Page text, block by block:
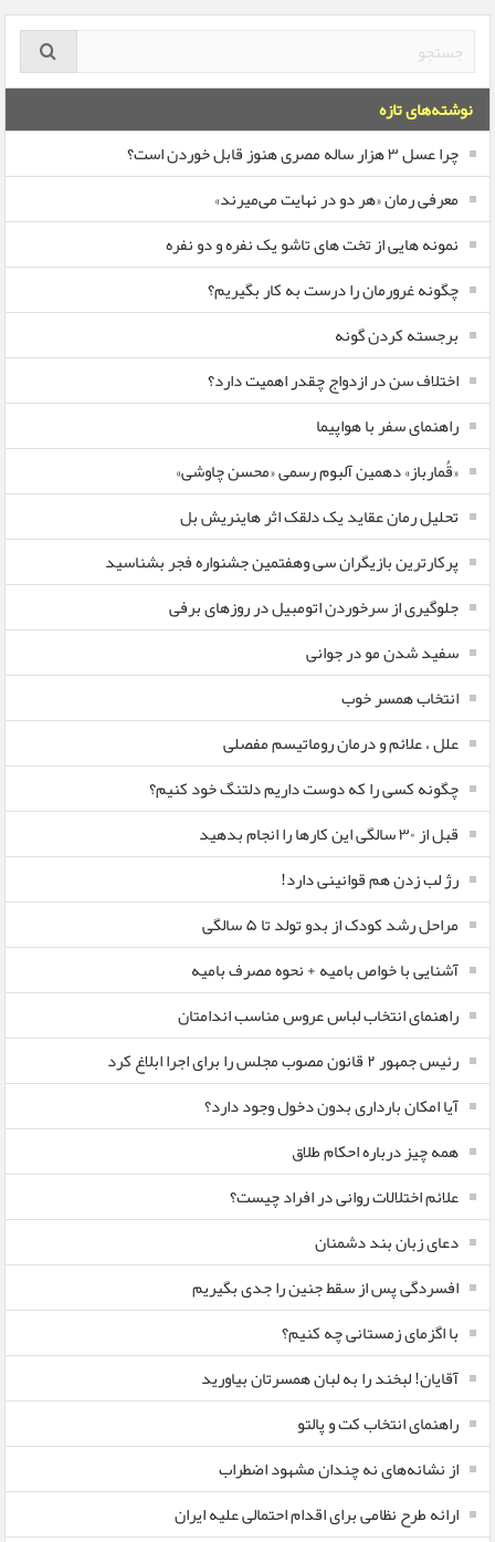
نوشته‌های تازه
چرا عسل ۳ هزار ساله‌ مصری هنوز قابل خوردن است؟
معرفی رمان «هر دو در نهایت می‌میرند»
نمونه هایی از تخت های تاشو یک نفره و دو نفره
چگونه غرورمان را درست به کار بگیریم؟
برجسته کردن گونه
اختلاف سن در ازدواج چقدر اهمیت دارد؟
راهنمای سفر با هواپیما
«قُمارباز» دهمین آلبوم رسمی «محسن چاوشی»
تحلیل رمان عقاید یک دلقک اثر هاینریش بل
پرکارترین بازیگران سی وهفتمین جشنواره فجر بشناسید
جلوگیری از سرخوردن اتومبیل در روزهای برفی
سفید شدن مو در جوانی
انتخاب همسر خوب
علل ، علائم و درمان روماتیسم مفصلی
چگونه کسی را که دوست داریم دلتنگ خود کنیم؟
قبل از ۳۰ سالگی این کارها را انجام بدهید
رژ لب زدن هم قوانینی دارد!
مراحل رشد کودک از بدو تولد تا ۵ سالگی
آشنایی با خواص بامیه + نحوه مصرف بامیه
راهنمای انتخاب لباس عروس مناسب اندامتان
رئیس جمهور ۲ قانون مصوب مجلس را برای اجرا ابلاغ کرد
آیا امکان بارداری بدون دخول وجود دارد؟
همه چیز درباره احکام طلاق
علائم اختلالات روانی در افراد چیست؟
دعای زبان بند دشمنان
افسردگی پس از سقط جنین را جدی بگیریم
با اگزمای زمستانی چه کنیم؟
آقایان! لبخند را به لبان همسرتان بیاورید
راهنمای انتخاب کت و پالتو
از نشانه‌های نه چندان مشهود اضطراب
ارائه طرح نظامی برای اقدام احتمالی علیه ایران